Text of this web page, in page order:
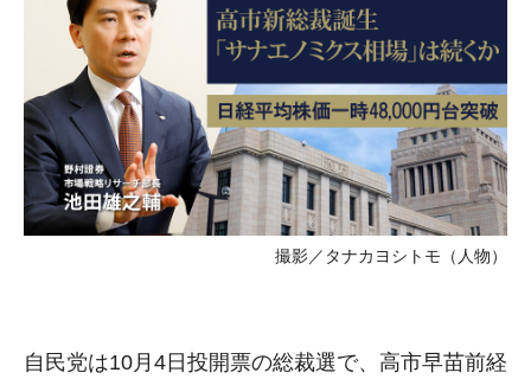
撮影／タナカヨシトモ（人物）
自民党は10月4日投開票の総裁選で、高市早苗前経